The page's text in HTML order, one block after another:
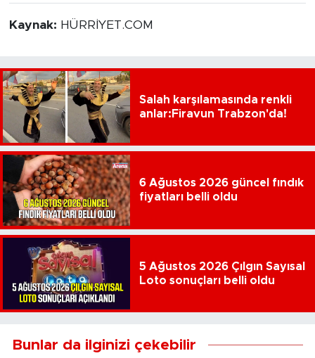
Kaynak: HÜRRİYET.COM
Salah karşılamasında renkli
anlar:Firavun Trabzon'da!
6 Ağustos 2026 güncel fındık
fiyatları belli oldu
5 Ağustos 2026 Çılgın Sayısal
Loto sonuçları belli oldu
Bunlar da ilginizi çekebilir